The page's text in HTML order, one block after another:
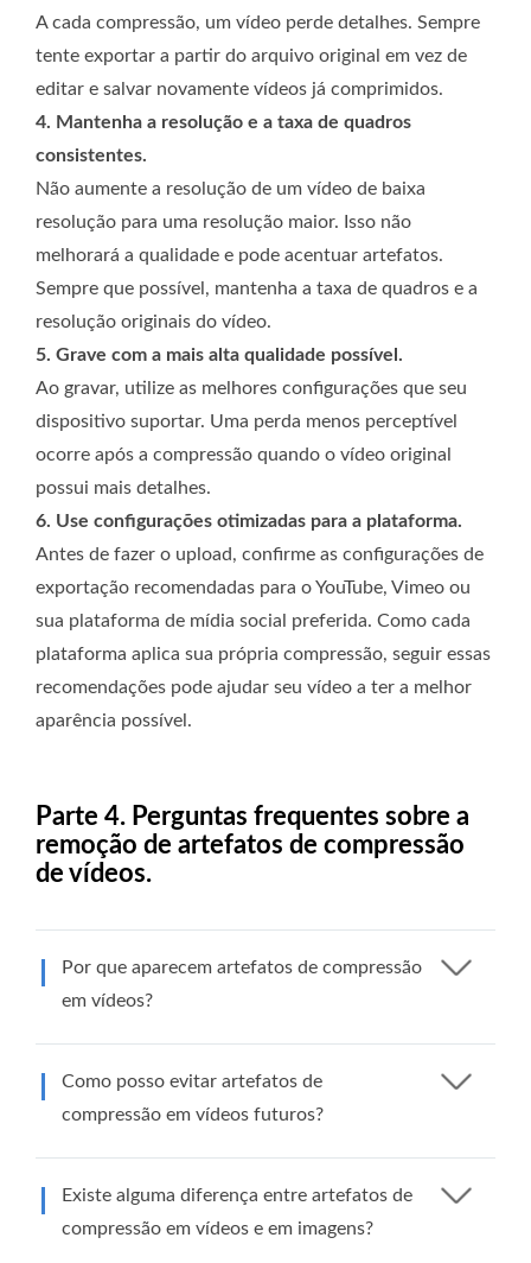
A cada compressão, um vídeo perde detalhes. Sempre
tente exportar a partir do arquivo original em vez de
editar e salvar novamente vídeos já comprimidos.
4. Mantenha a resolução e a taxa de quadros
consistentes.
Não aumente a resolução de um vídeo de baixa
resolução para uma resolução maior. Isso não
melhorará a qualidade e pode acentuar artefatos.
Sempre que possível, mantenha a taxa de quadros e a
resolução originais do vídeo.
5. Grave com a mais alta qualidade possível.
Ao gravar, utilize as melhores configurações que seu
dispositivo suportar. Uma perda menos perceptível
ocorre após a compressão quando o vídeo original
possui mais detalhes.
6. Use configurações otimizadas para a plataforma.
Antes de fazer o upload, confirme as configurações de
exportação recomendadas para o YouTube, Vimeo ou
sua plataforma de mídia social preferida. Como cada
plataforma aplica sua própria compressão, seguir essas
recomendações pode ajudar seu vídeo a ter a melhor
aparência possível.
Parte 4. Perguntas frequentes sobre a
remoção de artefatos de compressão
de vídeos.
Por que aparecem artefatos de compressão
em vídeos?
Como posso evitar artefatos de
compressão em vídeos futuros?
Existe alguma diferença entre artefatos de
compressão em vídeos e em imagens?